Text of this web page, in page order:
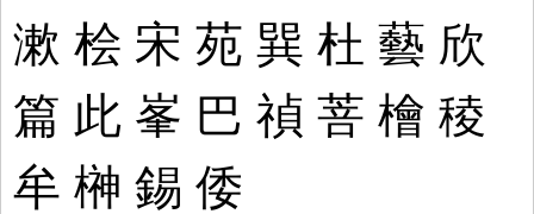
漱 桧 宋 苑 巽 杜 藝 欣
篇 此 峯 巴 禎 菩 檜 稜
牟 榊 錫 倭